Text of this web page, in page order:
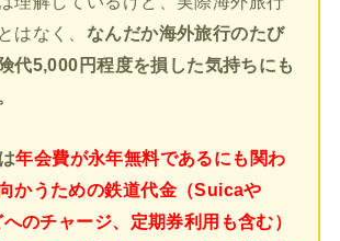
はなく、 なんだか海外旅行のたび
代5,000円程度を損した気持ちにも
は年会費が永年無料であるにも関わ
かうための鉄道代金（Suicaや
のチャージ、定期券利用も含む）